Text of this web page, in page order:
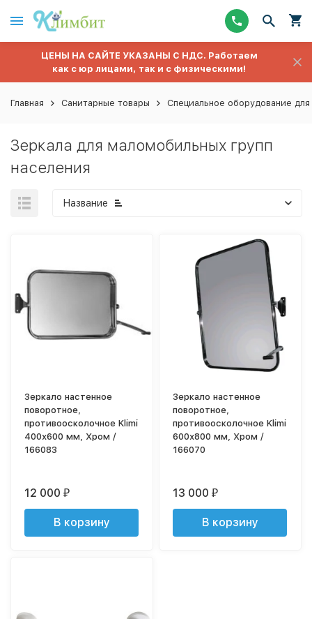
ЦЕНЫ НА САЙТЕ УКАЗАНЫ С НДС. Работаем
как с юр лицами, так и с физическими!
Главная Санитарные товары Специальное оборудование
Зеркала для маломобильных групп
населения
Название
Зеркало настенное
поворотное,
противоосколочное Klimi
400х600 мм, Хром /
166083
12 000₽
В корзину
Зеркало настенное
поворотное,
противоосколочное Klimi
600х800 мм, Хром /
166070
13 000₽
В корзину